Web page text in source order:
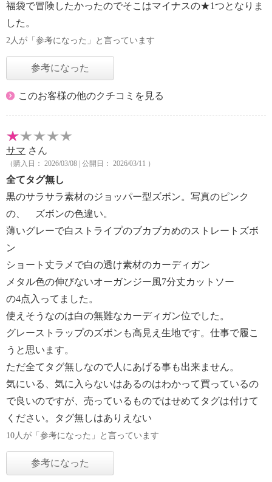
福袋で冒険したかったのでそこはマイナスの★1つとなりま
した。
2人が「参考になった」と言っています
参考になった
このお客様の他のクチコミを見る
サマ さん
（購入日： 2026/03/08 | 公開日： 2026/03/11 ）
全てタグ無し
黒のサラサラ素材のジョッパー型ズボン。写真のピンク
の、 ズボンの色違い。
薄いグレーで白ストライプのブカブカめのストレートズボ
ン
ショート丈ラメで白の透け素材のカーディガン
メタル色の伸びないオーガンジー風7分丈カットソー
の4点入ってました。
使えそうなのは白の無難なカーディガン位でした。
グレーストラップのズボンも高見え生地です。仕事で履こ
うと思います。
ただ全てタグ無しなので人にあげる事も出来ません。
気にいる、気に入らないはあるのはわかって買っているの
で良いのですが、売っているものではせめてタグは付けて
ください。タグ無しはありえない
10人が「参考になった」と言っています
参考になった